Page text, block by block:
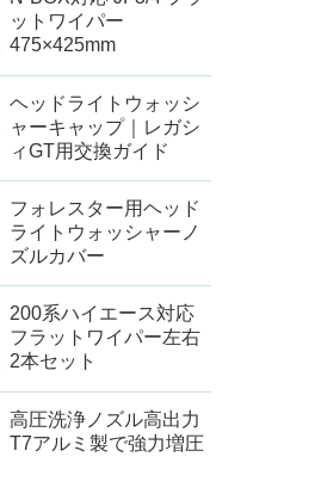
ットワイパー
475×425mm
ヘッドライトウォッシ
ャーキャップ｜レガシ
ィGT用交換ガイド
フォレスター用ヘッド
ライトウォッシャーノ
ズルカバー
200系ハイエース対応
フラットワイパー左右
2本セット
高圧洗浄ノズル高出力
T7アルミ製で強力増圧